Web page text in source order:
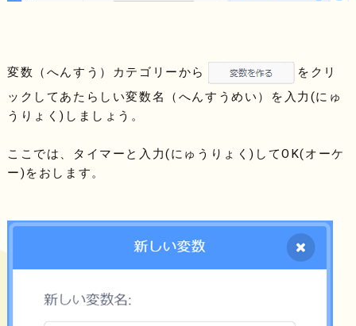
変数（へんすう）カテゴリーから
をクリ
ックしてあたらしい変数名（へんすうめい）を入力(にゅ
うりょく)しましょう。
ここでは、タイマーと入力(にゅうりょく)してOK(オーケ
ー)をおします。